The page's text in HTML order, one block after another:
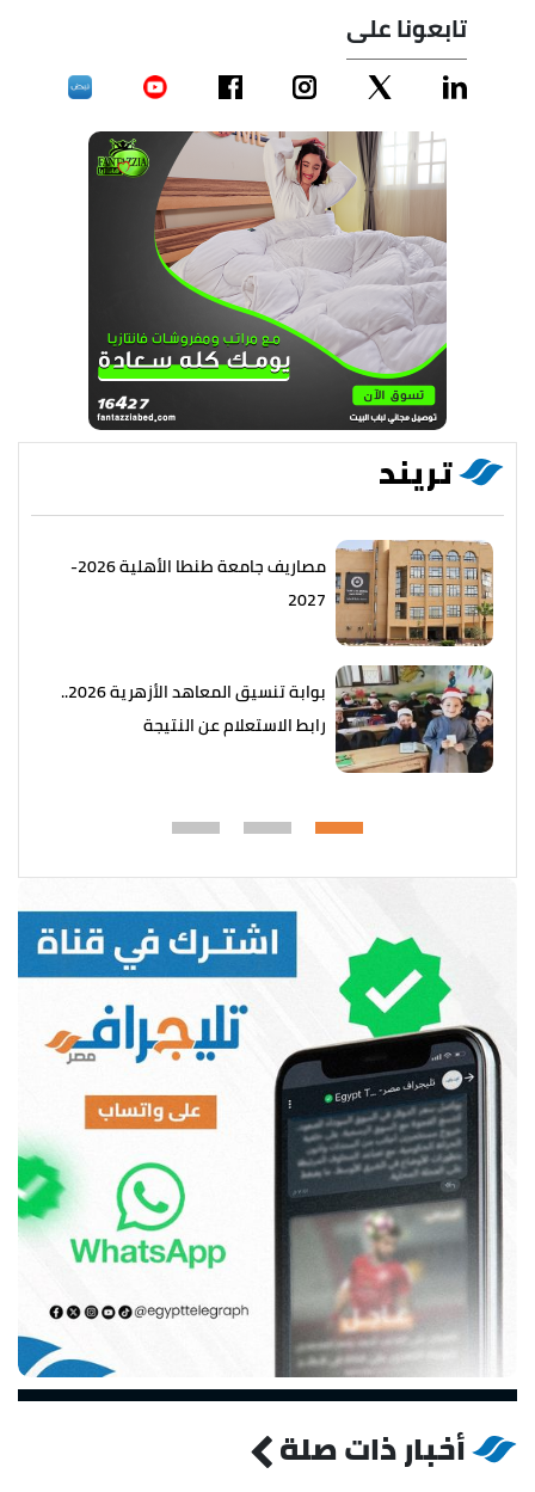
تابعونا على
تريند
مصاريف جامعة طنطا الأهلية 2026-
2027
بوابة تنسيق المعاهد الأزهرية 2026..
رابط الاستعلام عن النتيجة
أخبار ذات صلة